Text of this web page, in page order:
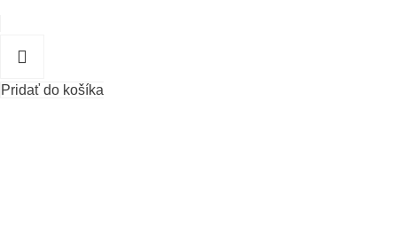
Pridať do košíka